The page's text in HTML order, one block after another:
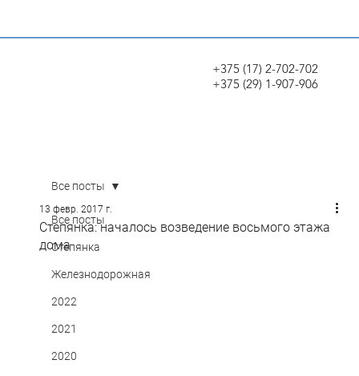
+375 (17) 2-702-702
+375 (29) 1-907-906
Все посты
Степянка
Железнодорожная
2022
2021
2020
Все посты
Степянка: началось возведение восьмого этажа
дома
13 февр. 2017 г.